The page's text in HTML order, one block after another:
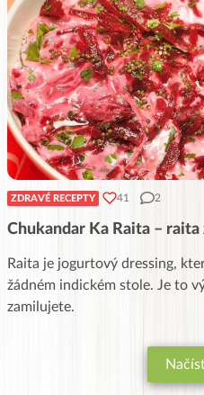
ZDRAVÉ RECEPTY 41 2
Chukandar Ka Raita –
Raita je jogurtový dressing,
žádném indickém stole. Je to
zamilujete.